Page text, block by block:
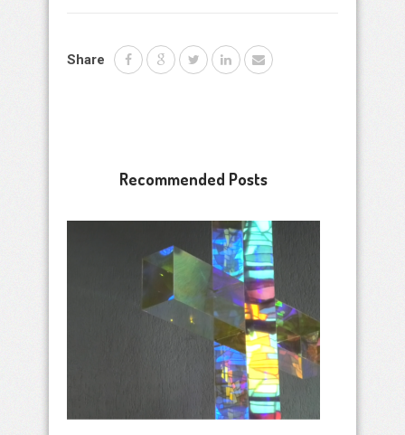
Share
Recommended Posts